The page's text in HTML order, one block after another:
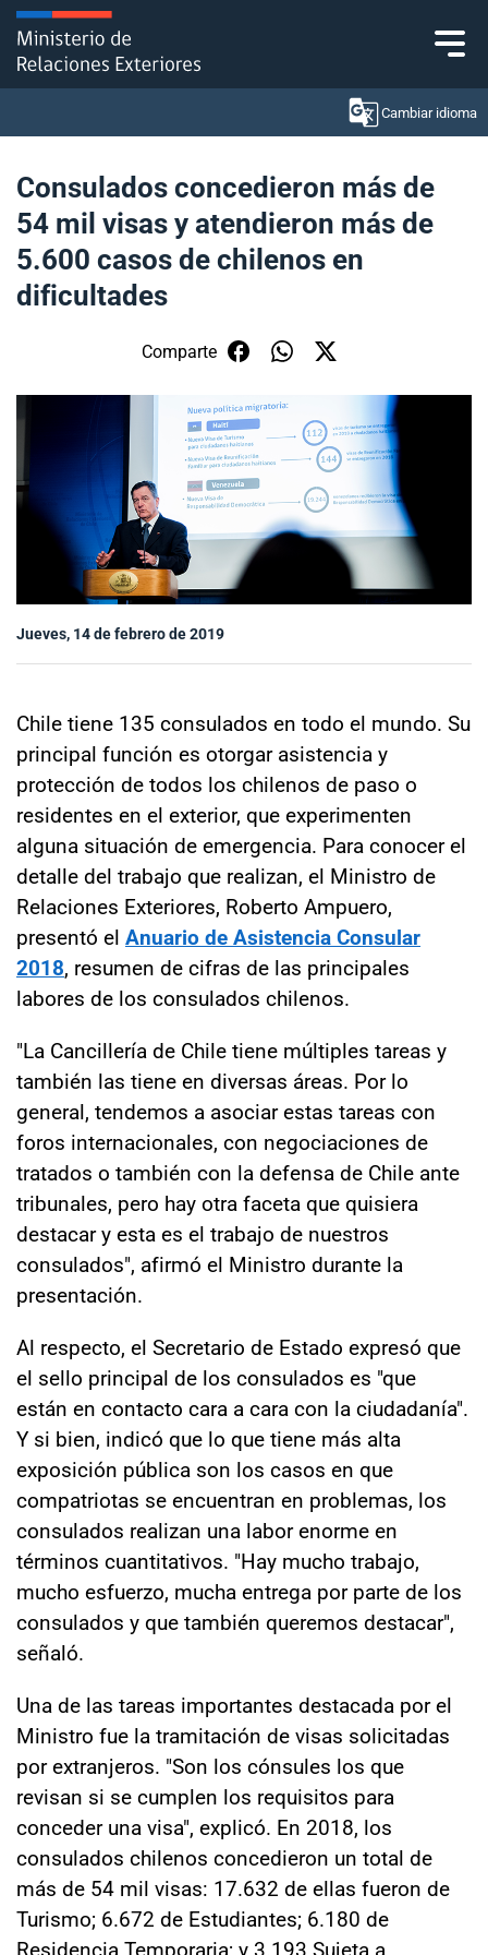
Click acá para ir directamente al contenido
Cambiar idioma
Ministerio
Política Exterior
Subsecretaría de Relaciones Económicas
Internacionales
Sala de prensa
modo claro
Consulados concedieron más de
54 mil visas y atendieron más de
5.600 casos de chilenos en
dificultades
Comparte
Jueves, 14 de febrero de 2019
Chile tiene 135 consulados en todo el mundo. Su
principal función es otorgar asistencia y
protección de todos los chilenos de paso o
residentes en el exterior, que experimenten
alguna situación de emergencia. Para conocer el
detalle del trabajo que realizan, el Ministro de
Relaciones Exteriores, Roberto Ampuero,
presentó el Anuario de Asistencia Consular
2018, resumen de cifras de las principales
labores de los consulados chilenos.
"La Cancillería de Chile tiene múltiples tareas y
también las tiene en diversas áreas. Por lo
general, tendemos a asociar estas tareas con
foros internacionales, con negociaciones de
tratados o también con la defensa de Chile ante
tribunales, pero hay otra faceta que quisiera
destacar y esta es el trabajo de nuestros
consulados", afirmó el Ministro durante la
presentación.
Al respecto, el Secretario de Estado expresó que
el sello principal de los consulados es "que
están en contacto cara a cara con la ciudadanía".
Y si bien, indicó que lo que tiene más alta
exposición pública son los casos en que
compatriotas se encuentran en problemas, los
consulados realizan una labor enorme en
términos cuantitativos. "Hay mucho trabajo,
mucho esfuerzo, mucha entrega por parte de los
consulados y que también queremos destacar",
señaló.
Una de las tareas importantes destacada por el
Ministro fue la tramitación de visas solicitadas
por extranjeros. "Son los cónsules los que
revisan si se cumplen los requisitos para
conceder una visa", explicó. En 2018, los
consulados chilenos concedieron un total de
más de 54 mil visas: 17.632 de ellas fueron de
Turismo; 6.672 de Estudiantes; 6.180 de
Residencia Temporaria; y 3.193 Sujeta a